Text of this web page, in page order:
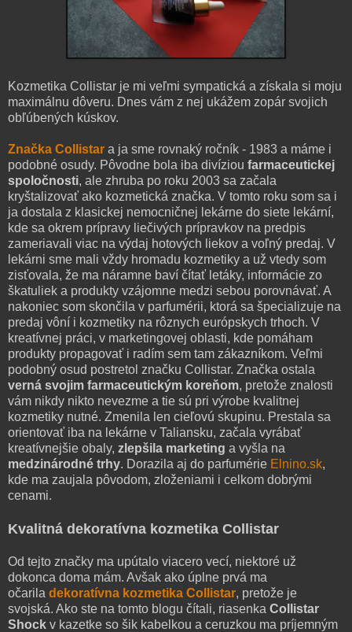
Kozmetika Collistar je mi veľmi sympatická a získala si moju
maximálnu dôveru. Dnes vám z nej ukážem zopár svojich
obľúbených kúskov.
Značka Collistar a ja sme rovnaký ročník - 1983 a máme i
podobné osudy. Pôvodne bola iba divíziou farmaceutickej
spoločnosti, ale zhruba po roku 2003 sa začala
kryštalizovať ako kozmetická značka. V tomto roku som sa i
ja dostala z klasickej nemocničnej lekárne do siete lekární,
kde sa okrem prípravy liečivých prípravkov na predpis
zameriavali viac na výdaj hotových liekov a voľný predaj. V
lekárni sme mali vždy hromadu kozmetiky a už vtedy som
zisťovala, že ma náramne baví čítať letáky, informácie zo
škatuliek a produkty vzájomne medzi sebou porovnávať. A
nakoniec som skončila v parfumérii, ktorá sa špecializuje na
predaj vôní i kozmetiky na rôznych európskych trhoch. V
kreatívnej práci, v marketingovej oblasti, kde pomáham
produkty propagovať i radím sem tam zákazníkom. Veľmi
podobný osud postretol značku Collistar. Značka ostala
verná svojim farmaceutickým koreňom, pretože znalosti
vám nikdy nikto nevezme a tie sú pri výrobe kvalitnej
kozmetiky nutné. Zmenila len cieľovú skupinu. Prestala sa
orientovať iba na lekárne v Taliansku, začala vyrábať
kreatívnejšie obaly, zlepšila marketing a vyšla na
medzinárodné trhy. Dorazila aj do parfumérie Elnino.sk,
kde ma zaujala pôvodom, zloženiami i celkom dobrými
cenami.
Kvalitná dekoratívna kozmetika Collistar
Od tejto značky ma upútalo viacero vecí, niektoré už
dokonca doma mám. Avšak ako úplne prvá ma
očarila dekoratívna kozmetika Collistar, pretože je
svojská. Ako ste na tomto blogu čítali, riasenka Collistar
Shock v kazetke so šik kabelkou a ceruzkou ma príjemným